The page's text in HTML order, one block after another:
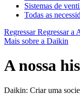
Sistemas de
Todas as
Regressar Regressar a
Mais sobre a Daikin
A nossa
Daikin: Criar uma